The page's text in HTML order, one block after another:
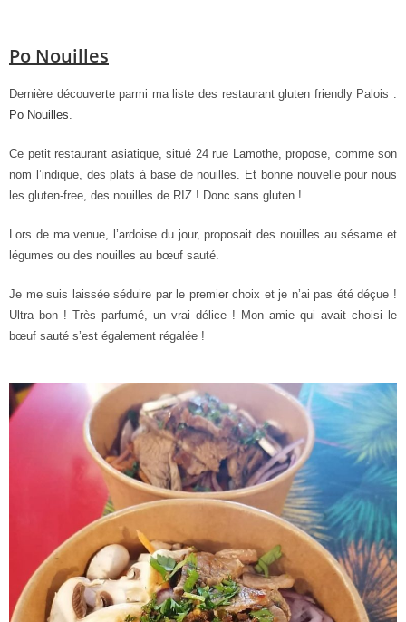
Po Nouilles
Dernière découverte parmi ma liste des restaurant gluten friendly Palois :
Po Nouilles.
Ce petit restaurant asiatique, situé 24 rue Lamothe, propose, comme son
nom l’indique, des plats à base de nouilles. Et bonne nouvelle pour nous
les gluten-free, des nouilles de RIZ ! Donc sans gluten !
Lors de ma venue, l’ardoise du jour, proposait des nouilles au sésame et
légumes ou des nouilles au bœuf sauté.
Je me suis laissée séduire par le premier choix et je n’ai pas été déçue !
Ultra bon ! Très parfumé, un vrai délice ! Mon amie qui avait choisi le
bœuf sauté s’est également régalée !